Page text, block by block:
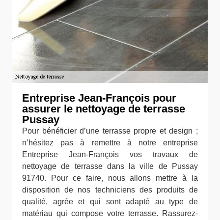
Entreprise Jean-François pour
assurer le nettoyage de terrasse
Pussay
Pour bénéficier d’une terrasse propre et design ;
n’hésitez pas à remettre à notre entreprise
Entreprise Jean-François vos travaux de
nettoyage de terrasse dans la ville de Pussay
91740. Pour ce faire, nous allons mettre à la
disposition de nos techniciens des produits de
qualité, agrée et qui sont adapté au type de
matériau qui compose votre terrasse. Rassurez-